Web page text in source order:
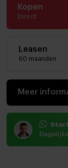
Leasen
60 maanden
Kopen
Direct
Meer